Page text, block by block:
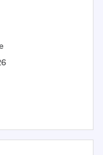
Instructeur(trice)